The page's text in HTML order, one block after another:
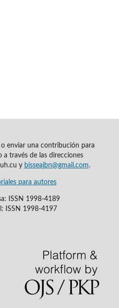
enviar una contribución para
a través de las direcciones
y bisseajbn@gmail.com.
para autores
ISSN 1998-4189
ISSN 1998-4197